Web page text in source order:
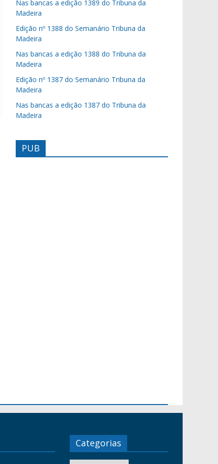
Nas bancas a edição 1389 do Tribuna da
Madeira
Edição nº 1388 do Semanário Tribuna da
Madeira
Nas bancas a edição 1388 do Tribuna da
Madeira
Edição nº 1387 do Semanário Tribuna da
Madeira
Nas bancas a edição 1387 do Tribuna da
Madeira
PUB
Categorias